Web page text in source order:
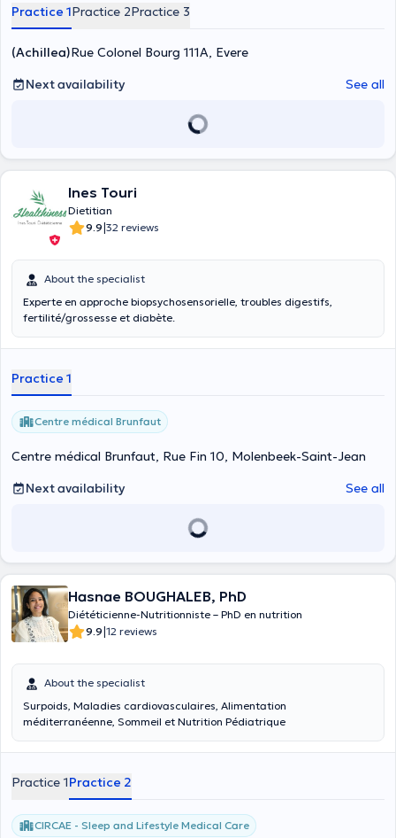
Practice 1Practice 2Practice 3
(Achillea)Rue Colonel Bourg 111A, Evere
Next availability
See all
Ines Touri
Dietitian
9.9|32 reviews
About the specialist
Experte en approche biopsychosensorielle, troubles digestifs,
fertilité/grossesse et diabète.
Practice 1
Centre médical Brunfaut
Centre médical Brunfaut, Rue Fin 10, Molenbeek-Saint-Jean
Next availability
See all
Hasnae BOUGHALEB, PhD
Diététicienne-Nutritionniste – PhD en nutrition
9.9|12 reviews
About the specialist
Surpoids, Maladies cardiovasculaires, Alimentation
méditerranéenne, Sommeil et Nutrition Pédiatrique
Practice 1Practice 2
CIRCAE - Sleep and Lifestyle Medical Care